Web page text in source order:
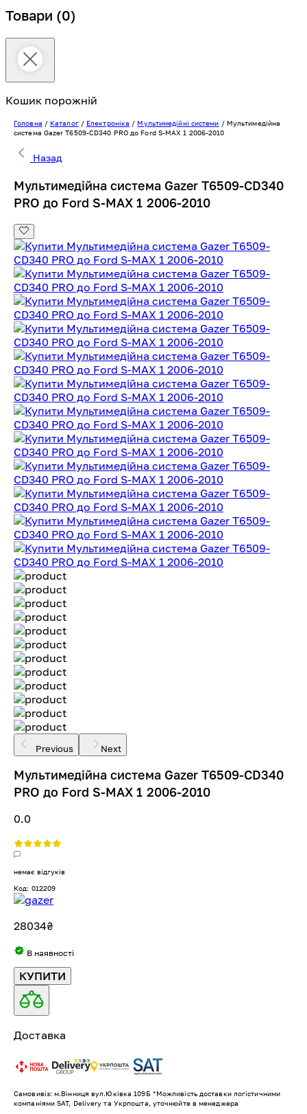
Товари (0)
Кошик порожній
Головна / Каталог/ Електроніка / Мультимедійні системи / Мультимедійна
система Gazer T6509-CD340 PRO до Ford S-MAX 1 2006-2010
Назад
Мультимедійна система Gazer T6509-CD340
PRO до Ford S-MAX 1 2006-2010
Previous Next
Мультимедійна система Gazer T6509-CD340
PRO до Ford S-MAX 1 2006-2010
0.0
немає відгуків
Код: 012209
28034₴
В наявності
КУПИТИ
Доставка
Самовивіз: м.Вінниця вул.Юківка 109Б *Можливість доставки логістичними
компаніями SAT, Delivery та Укрпошта, уточнюйте в менеджера